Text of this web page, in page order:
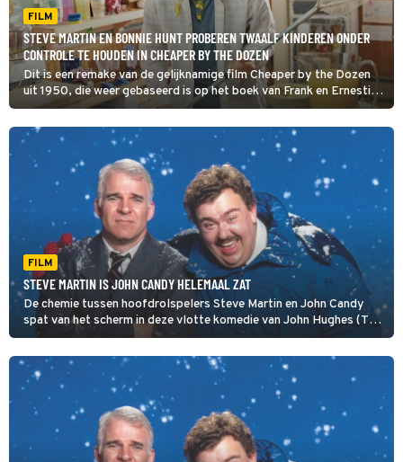
FILM
STEVE MARTIN EN BONNIE HUNT PROBEREN TWAALF KINDEREN ONDER
CONTROLE TE HOUDEN IN CHEAPER BY THE DOZEN
Dit is een remake van de gelijknamige film Cheaper by the Dozen
uit 1950, die weer gebaseerd is op het boek van Frank en Ernestine
Gilbreth, een echtpaar dat in de jaren 40 ook echt een gezin met
twaalf kinderen had.
FILM
STEVE MARTIN IS JOHN CANDY HELEMAAL ZAT
De chemie tussen hoofdrolspelers Steve Martin en John Candy
spat van het scherm in deze vlotte komedie van John Hughes (The
Breakfast Club).